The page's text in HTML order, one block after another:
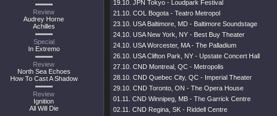
Review
Audrey Horne
Achilles
Special
In Extremo
Review
North Sea Echoes
How To Cast A Shadow
Review
Ignition
All Will Die
19.10. JPN Tokyo - Loudpark Festival
21.10. COL Bogota - Teatro Metropol
23.10. USA Baltimore, MD - Baltimore Soundstage
24.10. USA New York, NY - Best Buy Theater
24.10. USA Worcester, MA - The Palladium
26.10. USA Clifton Park, NY - Upstate Concert Hall
27.10. CND Montreal, QC - Metropolis
28.10. CND Quebec City, QC - Imperial Theater
29.10. CND Toronto, ON - The Opera House
01.11. CND Winnipeg, MB - The Garrick Centre
02.11. CND Regina, SK - Riddell Centre